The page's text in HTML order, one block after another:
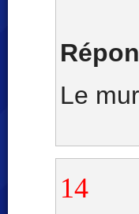
Le
14